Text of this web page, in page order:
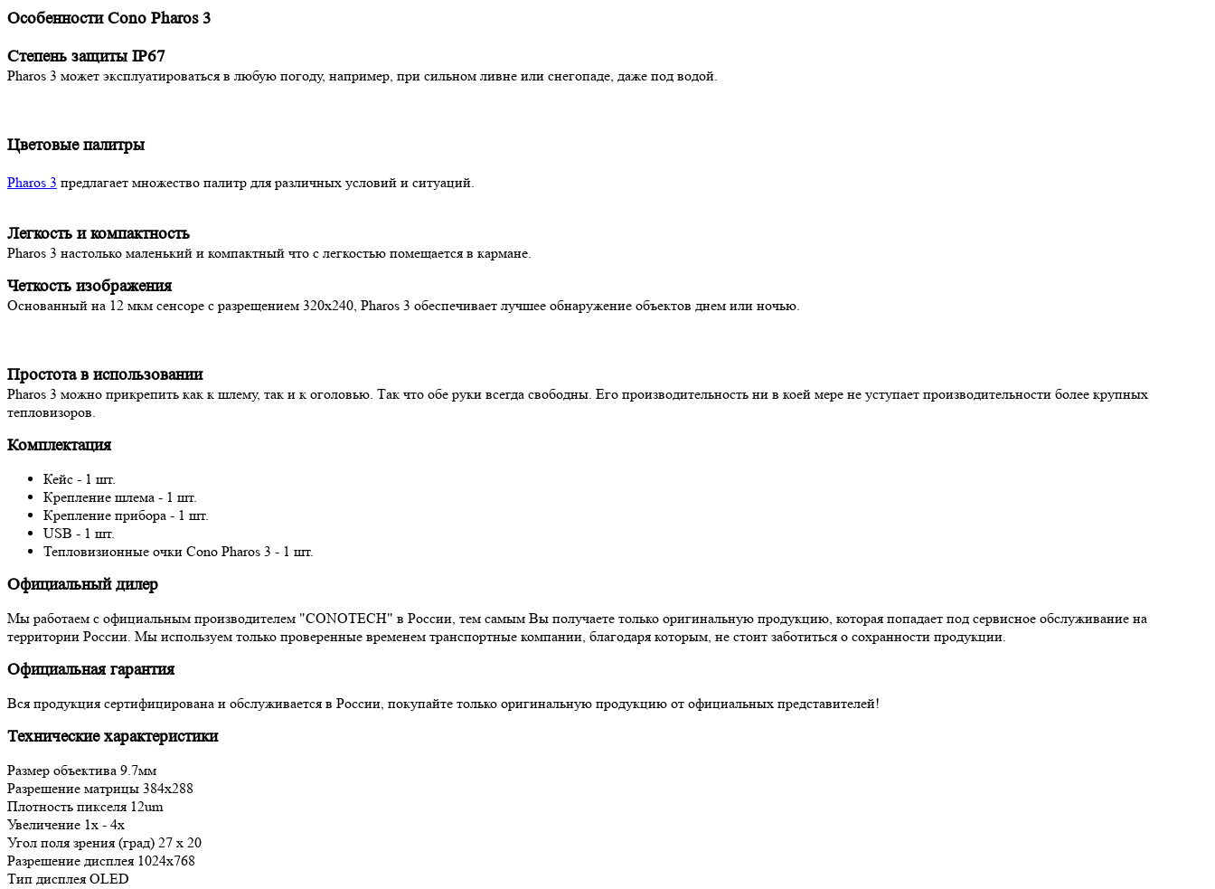
Особенности Cono Pharos 3
Степень защиты IP67
Pharos 3 может эксплуатироваться в любую погоду, например, при сильном ливне или снегопаде, даже под водой.
Цветовые палитры
Pharos 3 предлагает множество палитр для различных условий и ситуаций.
Легкость и компактность
Pharos 3 настолько маленький и компактный что с легкостью помещается в кармане.
Четкость изображения
Основанный на 12 мкм сенсоре с разрещением 320x240, Pharos 3 обеспечивает лучшее обнаружение объектов днем или ночью.
Простота в использовании
Pharos 3 можно прикрепить как к шлему, так и к оголовью. Так что обе руки всегда свободны. Его производительность ни в коей мере не уступает производительности более крупных
тепловизоров.
Комплектация
Кейс - 1 шт.
Крепление шлема - 1 шт.
Крепление прибора - 1 шт.
USB - 1 шт.
Тепловизионные очки Cono Pharos 3 - 1 шт.
Официальный дилер
Мы работаем с официальным производителем "CONOTECH" в России, тем самым Вы получаете только оригинальную продукцию, которая попадает под сервисное обслуживание на
территории России. Мы используем только проверенные временем транспортные компании, благодаря которым, не стоит заботиться о сохранности продукции.
Официальная гарантия
Вся продукция сертифицирована и обслуживается в России, покупайте только оригинальную продукцию от официальных представителей!
Технические характеристики
Размер объектива 9.7мм
Разрешение матрицы 384x288
Плотность пикселя 12um
Увеличение 1x - 4x
Угол поля зрения (град) 27 x 20
Разрешение дисплея 1024x768
Тип дисплея OLED